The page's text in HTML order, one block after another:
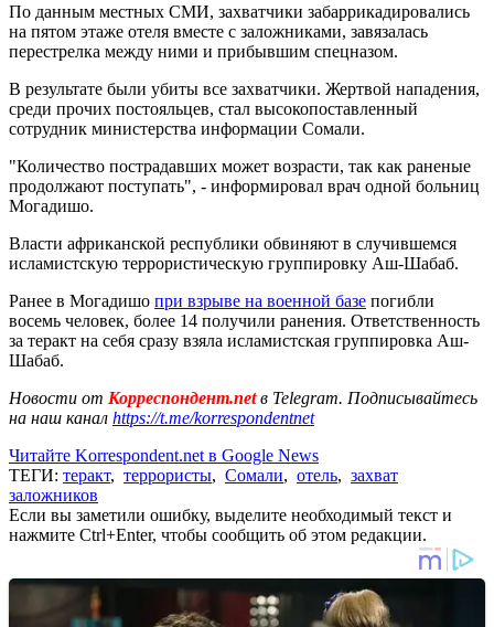
По данным местных СМИ, захватчики забаррикадировались
на пятом этаже отеля вместе с заложниками, завязалась
перестрелка между ними и прибывшим спецназом.
В результате были убиты все захватчики. Жертвой нападения,
среди прочих постояльцев, стал высокопоставленный
сотрудник министерства информации Сомали.
"Количество пострадавших может возрасти, так как раненые
продолжают поступать", - информировал врач одной больниц
Могадишо.
Власти африканской республики обвиняют в случившемся
исламистскую террористическую группировку Аш-Шабаб.
Ранее в Могадишо при взрыве на военной базе погибли
восемь человек, более 14 получили ранения. Ответственность
за теракт на себя сразу взяла исламистская группировка Аш-
Шабаб.
Новости от Корреспондент.netв Telegram. Подписывайтесь
на наш канал https://t.me/korrespondentnet
Читайте Korrespondent.net в Google News
ТЕГИ: теракт, террористы, Сомали, отель, захват
заложников
Если вы заметили ошибку, выделите необходимый текст и
нажмите Ctrl+Enter, чтобы сообщить об этом редакции.